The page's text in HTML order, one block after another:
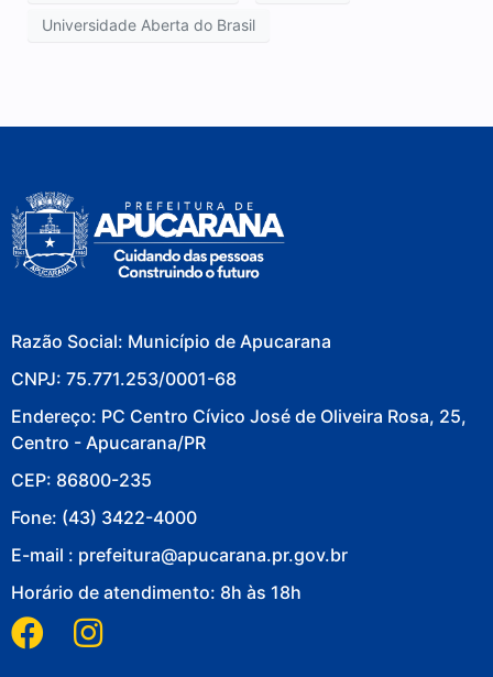
Universidade Aberta do Brasil
Razão Social: Município de Apucarana
CNPJ: 75.771.253/0001-68
Endereço: PC Centro Cívico José de Oliveira Rosa, 25,
Centro - Apucarana/PR
CEP: 86800-235
Fone: (43) 3422-4000
E-mail : prefeitura@apucarana.pr.gov.br
Horário de atendimento: 8h às 18h